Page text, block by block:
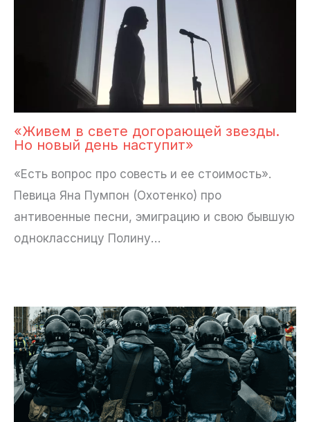
«Живем в свете догорающей звезды.
Но новый день наступит»
«Есть вопрос про совесть и ее стоимость».
Певица Яна Пумпон (Охотенко) про
антивоенные песни, эмиграцию и свою бывшую
одноклассницу Полину…